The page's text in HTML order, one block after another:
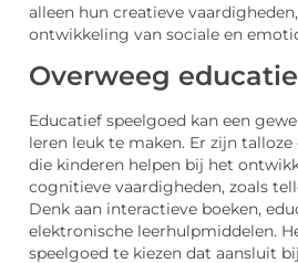
alleen hun creatieve
ontwikkeling van sociale en
Overweeg
Educatief speelgoed kan een
leren leuk te maken. Er zijn
die kinderen helpen bij het
cognitieve vaardigheden, zoals
Denk aan interactieve boeken,
elektronische leerhulpmiddelen.
speelgoed te kiezen dat aansluit